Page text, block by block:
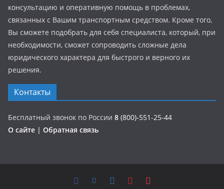
консультацию и оперативную помощь в проблемах,
связанных с Вашим транспортным средством. Кроме того,
Вы сможете подобрать для себя специалиста, который, при
необходимости, сможет сопроводить сложные дела
юридического характера для быстрого и верного их
решения.
Контакты
Бесплатный звонок по России 8 (800)-551-25-44
О сайте | Обратная связь